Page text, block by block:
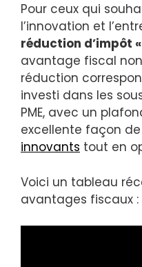
Pour ceux qui
l’innovation et
réduction d’impôt
avantage fiscal
réduction
investi dans les
PME, avec un
excellente façon de
innovants tout en
Voici un tableau
avantages fiscaux :